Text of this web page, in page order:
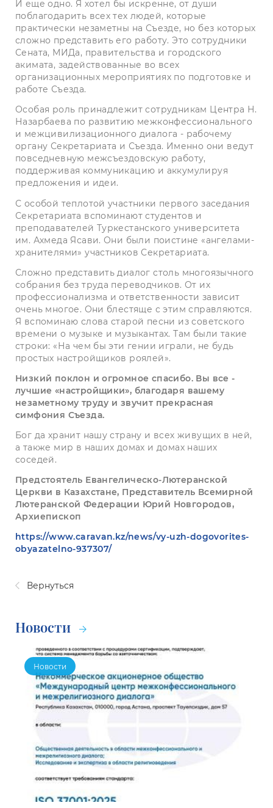
И еще одно. Я хотел бы искренне, от души
поблагодарить всех тех людей, которые
практически незаметны на Съезде, но без которых
сложно представить его работу. Это сотрудники
Сената, МИДа, правительства и городского
акимата, задействованные во всех
организационных мероприятиях по подготовке и
работе Съезда.
Особая роль принадлежит сотрудникам Центра Н.
Назарбаева по развитию межконфессионального
и межцивилизационного диалога - рабочему
органу Секретариата и Съезда. Именно они ведут
повседневную межсъездовскую работу,
поддерживая коммуникацию и аккумулируя
предложения и идеи.
С особой теплотой участники первого заседания
Секретариата вспоминают студентов и
преподавателей Туркестанского университета
им. Ахмеда Ясави. Они были поистине «ангелами-
хранителями» участников Секретариата.
Сложно представить диалог столь многоязычного
собрания без труда переводчиков. От их
профессионализма и ответственности зависит
очень многое. Они блестяще с этим справляются.
Я вспоминаю слова старой песни из советского
времени о музыке и музыкантах. Там были такие
строки: «На чем бы эти гении играли, не будь
простых настройщиков роялей».
Низкий поклон и огромное спасибо. Вы все -
лучшие «настройщики», благодаря вашему
незаметному труду и звучит прекрасная
симфония Съезда.
Бог да хранит нашу страну и всех живущих в ней,
а также мир в наших домах и домах наших
соседей.
Предстоятель Евангелическо-Лютеранской
Церкви в Казахстане, Представитель Всемирной
Лютеранской Федерации Юрий Новгородов,
Архиепископ
https://www.caravan.kz/news/vy-uzh-dogovorites-
obyazatelno-937307/
Вернуться
Новости
Новости